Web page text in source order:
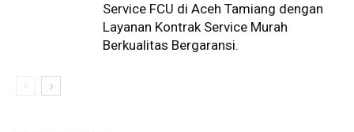
Service FCU di Aceh Tamiang dengan
Layanan Kontrak Service Murah
Berkualitas Bergaransi.